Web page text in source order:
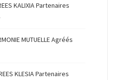
KALIXIA Partenaires
MUTUELLE Agréés
KLESIA Partenaires